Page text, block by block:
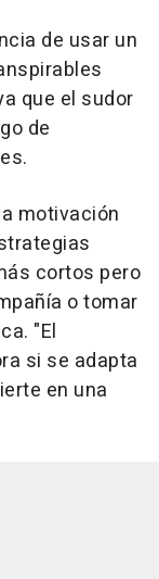
de usar un
que el sudor
de
motivación
cortos pero
o tomar
"El
si se adapta
en una